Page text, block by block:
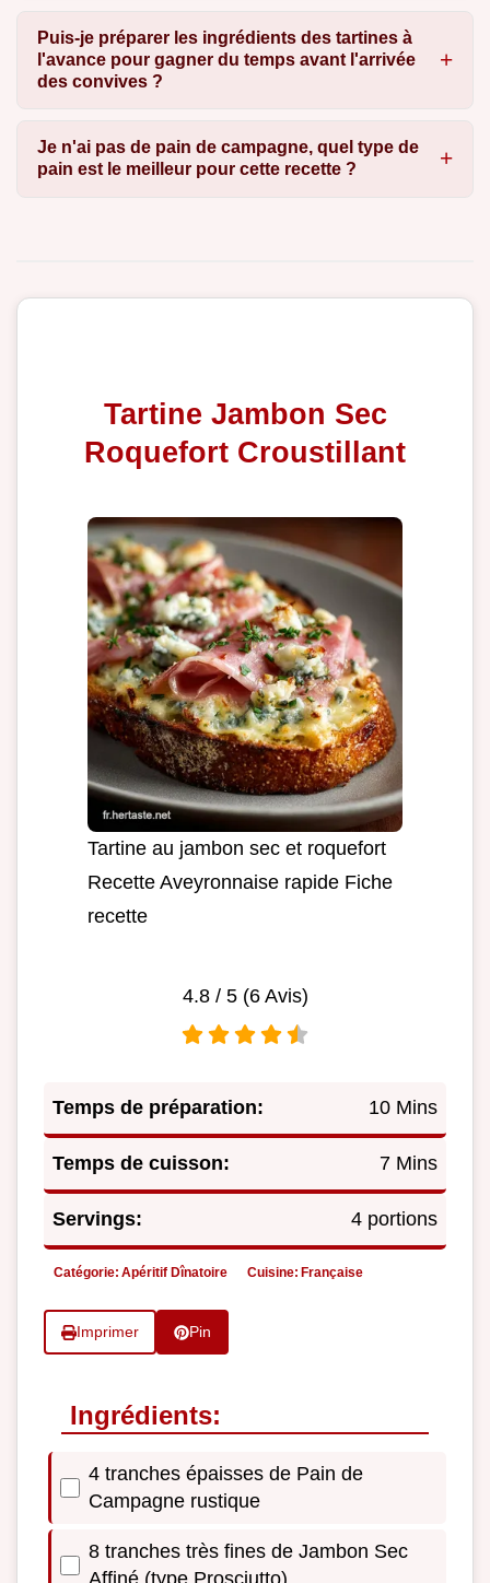
Puis-je préparer les ingrédients des tartines à
l'avance pour gagner du temps avant l'arrivée
des convives ?
Je n'ai pas de pain de campagne, quel type de
pain est le meilleur pour cette recette ?
Tartine Jambon Sec
Roquefort Croustillant
Tartine au jambon sec et roquefort
Recette Aveyronnaise rapide Fiche
recette
4.8/ 5 (6Avis)
Temps de préparation: 10 Mins
Temps de cuisson: 7 Mins
Servings: 4 portions
Catégorie: Apéritif Dînatoire Cuisine: Française
Imprimer Pin
Ingrédients:
4 tranches épaisses de Pain de
Campagne rustique
8 tranches très fines de Jambon Sec